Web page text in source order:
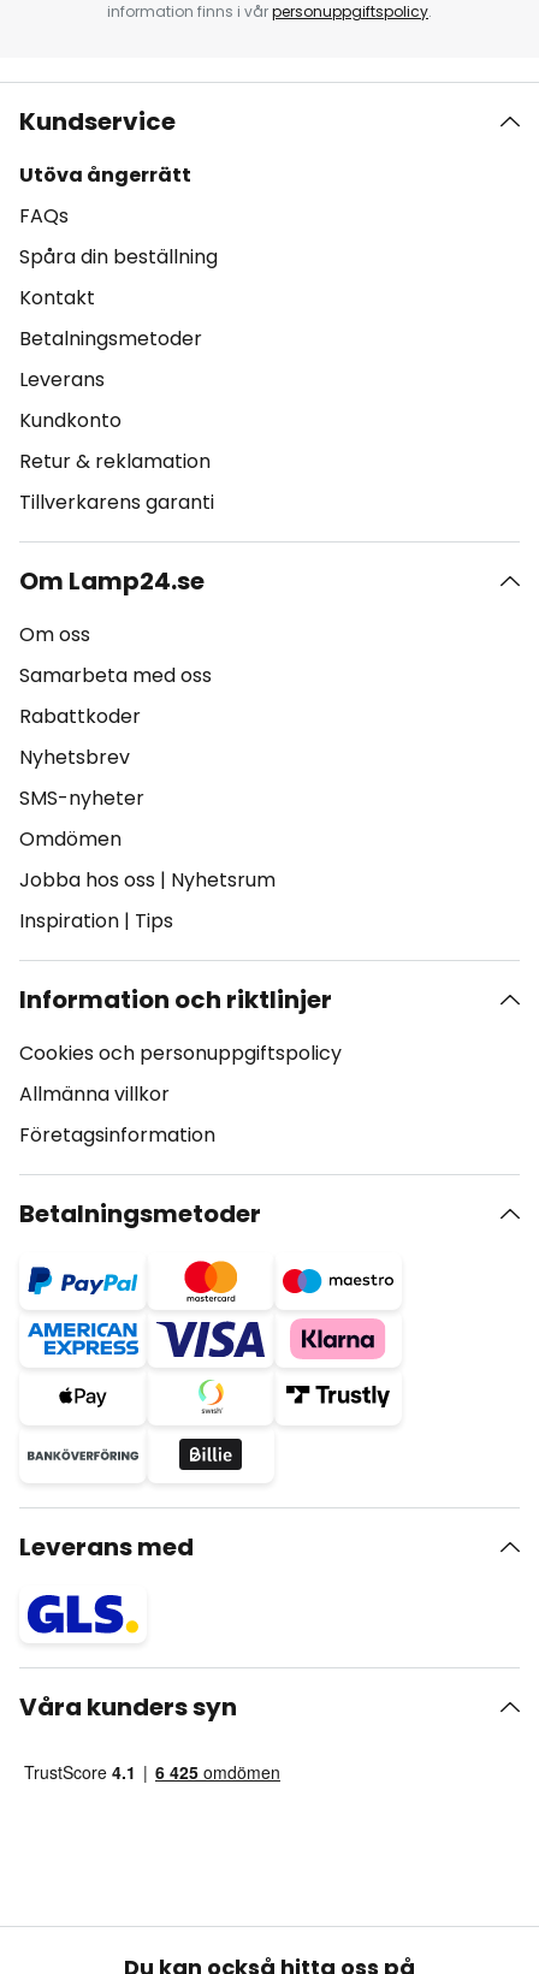
information finns i vårpersonuppgiftspolicy.
Kundservice
Utöva ångerrätt
FAQs
Spåra din beställning
Kontakt
Betalningsmetoder
Leverans
Kundkonto
Retur & reklamation
Tillverkarens garanti
Om Lamp24.se
Om oss
Samarbeta med oss
Rabattkoder
Nyhetsbrev
SMS-nyheter
Omdömen
Jobba hos oss | Nyhetsrum
Inspiration | Tips
Information och riktlinjer
Cookies och personuppgiftspolicy
Allmänna villkor
Företagsinformation
Betalningsmetoder
Leverans med
Våra kunders syn
Du kan också hitta oss på